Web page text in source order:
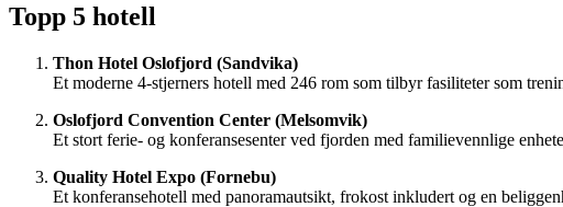
Topp 5 hotell
Thon Hotel Oslofjord (Sandvika)
Et moderne 4-stjerners hotell med 246 rom som tilbyr fasiliteter som
Oslofjord Convention Center (Melsomvik)
Et stort ferie- og konferansesenter ved fjorden med familievennlige
Quality Hotel Expo (Fornebu)
Et konferansehotell med panoramautsikt, frokost inkludert og en